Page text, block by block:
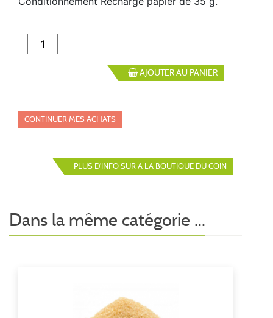
AJOUTER AU PANIER
CONTINUER MES ACHATS
PLUS D'INFO SUR A LA BOUTIQUE DU COIN
Dans la même catégorie ...